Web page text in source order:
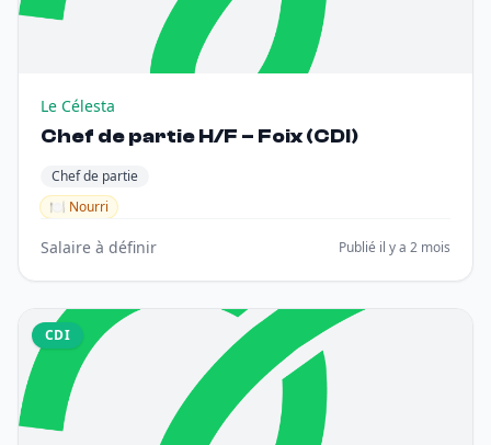
Le Célesta
Chef de partie H/F – Foix (CDI)
Chef de partie
🍽️ Nourri
Salaire à définir Publié il y a 2 mois
CDI